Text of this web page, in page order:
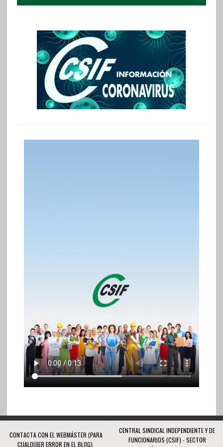
CONTACTA CON EL WEBMÁSTER (PARA
CUALQUIER ERROR EN EL BLOG).
CENTRAL SINDICAL INDEPENDIENTE Y DE
FUNCIONARIOS (CSIF) - SECTOR